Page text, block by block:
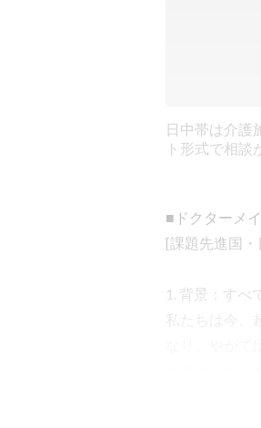
日中帯は介護
ト形式で相談
■ドクターメ
[課題先進国
1. 背景：すべ
なり、やが